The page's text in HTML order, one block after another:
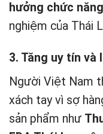
hưởng chức
nghiệm của Thái
3. Tăng uy tín
Người Việt Nam
xách tay vì sợ
sản phẩm như